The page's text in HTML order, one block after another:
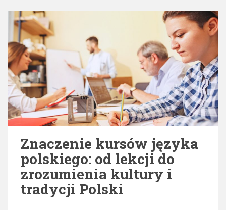
Znaczenie kursów języka
polskiego: od lekcji do
zrozumienia kultury i
tradycji Polski